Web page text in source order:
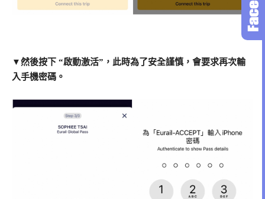
▼然後按下 “啟動激活”，此時為了安全謹慎，會要求再次輸
入手機密碼。